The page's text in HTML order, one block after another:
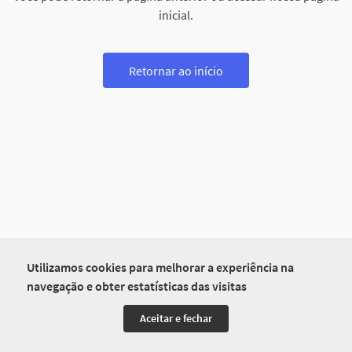
Utilizamos cookies para melhorar a experiência na
navegação e obter estatísticas das visitas
Aceitar e fechar
inicial.
Retornar ao início